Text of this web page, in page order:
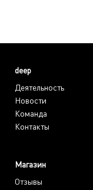
deep
Деятельность
Новости
Команда
Контакты
Магазин
Отзывы